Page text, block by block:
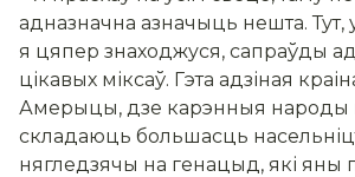
адназначна азначыць нешта. Тут,
я цяпер знаходжуся, сапраўды
цікавых міксаў. Гэта адзіная
Амерыцы, дзе карэнныя народы
складаюць большасць
нягледзячы на генацыд, які яны